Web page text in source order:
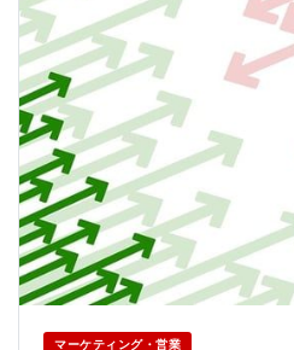
マーケティング・営業